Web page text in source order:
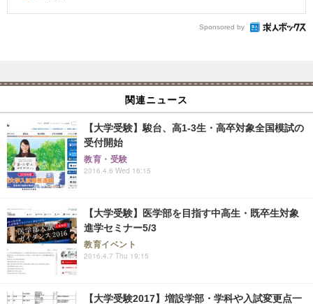
Sponsored by
関連ニュース
【大学受験】駿台、高1-3生・高卒対象全国模試の
受付開始
教育・受験
2016.4.6 Wed 16:15
【大学受験】医学部を目指す中高生・既卒生対象
進学セミナー5/3
教育イベント
2016.4.7 Thu 19:15
【大学受験2017】増設学部・学科や入試変更点一